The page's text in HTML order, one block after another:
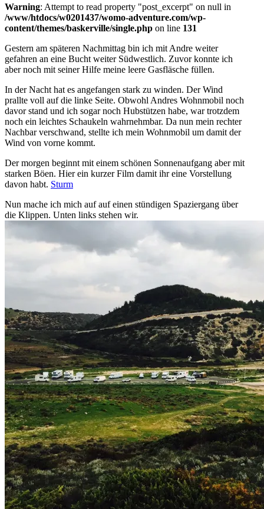
Warning: Attempt to read property "post_excerpt" on null in
/www/htdocs/w0201437/womo-adventure.com/wp-
content/themes/baskerville/single.php on line 131
Gestern am späteren Nachmittag bin ich mit Andre weiter
gefahren an eine Bucht weiter Südwestlich. Zuvor konnte ich
aber noch mit seiner Hilfe meine leere Gasfläsche füllen.
In der Nacht hat es angefangen stark zu winden. Der Wind
prallte voll auf die linke Seite. Obwohl Andres Wohnmobil noch
davor stand und ich sogar noch Hubstützen habe, war trotzdem
noch ein leichtes Schaukeln wahrnehmbar. Da nun mein rechter
Nachbar verschwand, stellte ich mein Wohnmobil um damit der
Wind von vorne kommt.
Der morgen beginnt mit einem schönen Sonnenaufgang aber mit
starken Böen. Hier ein kurzer Film damit ihr eine Vorstellung
davon habt. Sturm
Nun mache ich mich auf auf einen stündigen Spaziergang über
die Klippen. Unten links stehen wir.